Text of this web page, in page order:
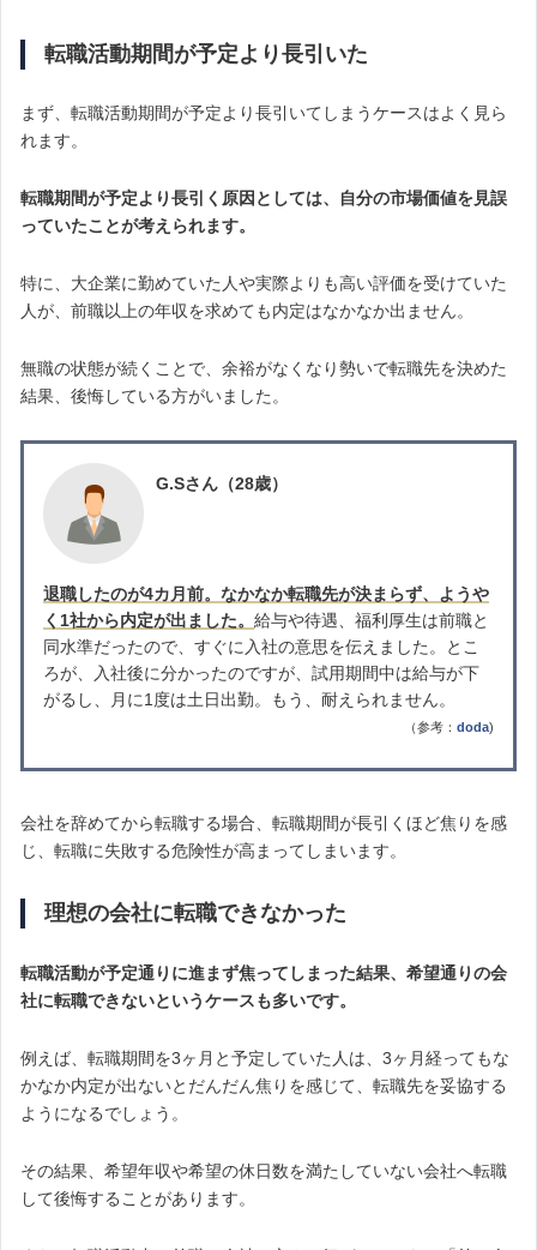
転職活動期間が予定より長引いた
まず、転職活動期間が予定より長引いてしまうケースはよく見ら
れます。
転職期間が予定より長引く原因としては、自分の市場価値を見誤
っていたことが考えられます。
特に、大企業に勤めていた人や実際よりも高い評価を受けていた
人が、前職以上の年収を求めても内定はなかなか出ません。
無職の状態が続くことで、余裕がなくなり勢いで転職先を決めた
結果、後悔している方がいました。
G.Sさん（28歳）
退職したのが4カ月前。なかなか転職先が決まらず、ようや
く1社から内定が出ました。 給与や待遇、福利厚生は前職と
同水準だったので、すぐに入社の意思を伝えました。とこ
ろが、入社後に分かったのですが、試用期間中は給与が下
がるし、月に1度は土日出勤。もう、耐えられません。
（参考： doda)
会社を辞めてから転職する場合、転職期間が長引くほど焦りを感
じ、転職に失敗する危険性が高まってしまいます。
理想の会社に転職できなかった
転職活動が予定通りに進まず焦ってしまった結果、希望通りの会
社に転職できないというケースも多いです。
例えば、転職期間を3ヶ月と予定していた人は、3ヶ月経ってもな
かなか内定が出ないとだんだん焦りを感じて、転職先を妥協する
ようになるでしょう。
その結果、希望年収や希望の休日数を満たしていない会社へ転職
して後悔することがあります。